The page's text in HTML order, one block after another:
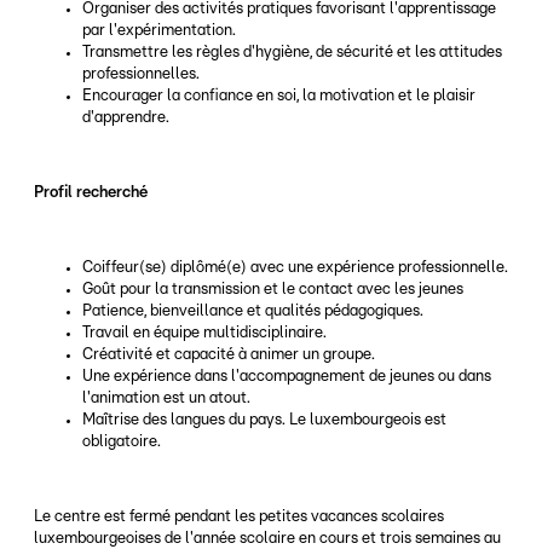
Organiser des activités pratiques favorisant l'apprentissage
par l'expérimentation.
Transmettre les règles d'hygiène, de sécurité et les attitudes
professionnelles.
Encourager la confiance en soi, la motivation et le plaisir
d'apprendre.
Profil recherché
Coiffeur(se) diplômé(e) avec une expérience professionnelle.
Goût pour la transmission et le contact avec les jeunes
Patience, bienveillance et qualités pédagogiques.
Travail en équipe multidisciplinaire.
Créativité et capacité à animer un groupe.
Une expérience dans l'accompagnement de jeunes ou dans
l'animation est un atout.
Maîtrise des langues du pays. Le luxembourgeois est
obligatoire.
Le centre est fermé pendant les petites vacances scolaires
luxembourgeoises de l'année scolaire en cours et trois semaines au